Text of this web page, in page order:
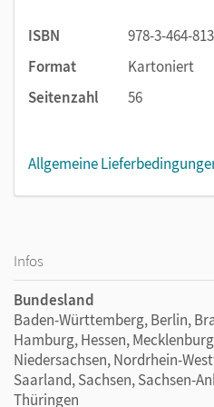
Einsterns Schwesterist in
systematisch anzueignen. Es
Rotationsprinzip mit den
Arbeitsweise gewährleistet
und Lernbereiche auch
ISBN
978-3-464-
Format
Kartoniert
Seitenzahl
56
Allgemeine
Infos
Bundesland
Baden-Württemberg, Berlin,
Hamburg, Hessen,
Niedersachsen, Nordrhein-
Saarland, Sachsen, Sachsen-
Thüringen